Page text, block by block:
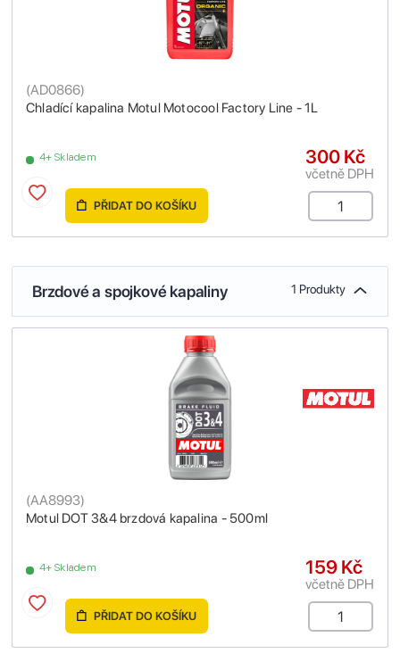
Chladící kapalina Motul Motocool Factory Line - 1L
(AD0866)
4+ Skladem 300 Kč
včetně DPH
PŘIDAT DO KOŠÍKU
Brzdové a spojkové kapaliny 1 Produkty
Motul DOT 3&4 brzdová kapalina - 500ml
(AA8993)
4+ Skladem 159 Kč
včetně DPH
PŘIDAT DO KOŠÍKU